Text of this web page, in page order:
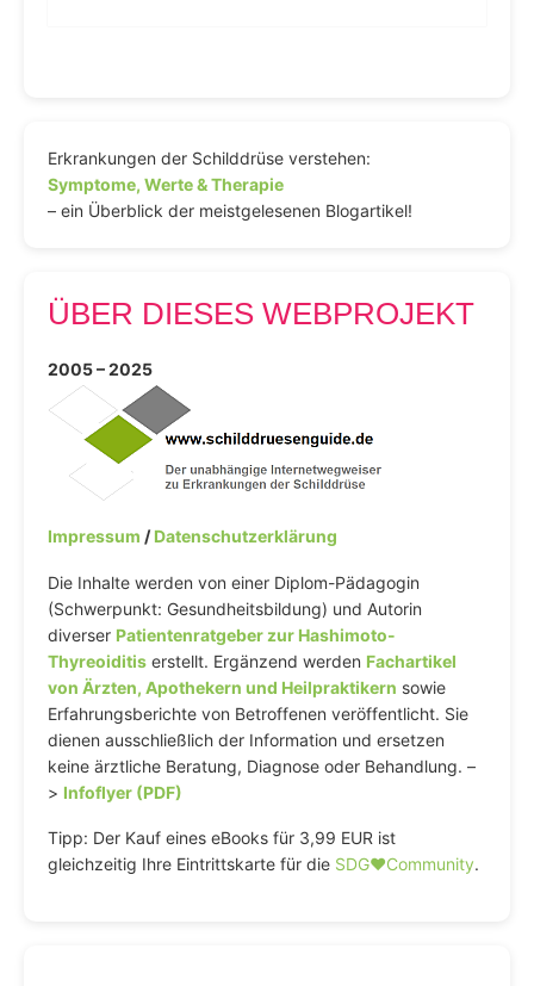
Erkrankungen der Schilddrüse verstehen:
Symptome, Werte & Therapie
– ein Überblick der meistgelesenen Blogartikel!
ÜBER DIESES WEBPROJEKT
2005 – 2025
Impressum /Datenschutzerklärung
Die Inhalte werden von einer Diplom-Pädagogin
(Schwerpunkt: Gesundheitsbildung) und Autorin
diverser Patientenratgeber zur Hashimoto-
Thyreoiditis erstellt. Ergänzend werden Fachartikel
von Ärzten, Apothekern und Heilpraktikern sowie
Erfahrungsberichte von Betroffenen veröffentlicht. Sie
dienen ausschließlich der Information und ersetzen
keine ärztliche Beratung, Diagnose oder Behandlung. –
> Infoflyer (PDF)
Tipp: Der Kauf eines eBooks für 3,99 EUR ist
gleichzeitig Ihre Eintrittskarte für die SDG♥️Community.